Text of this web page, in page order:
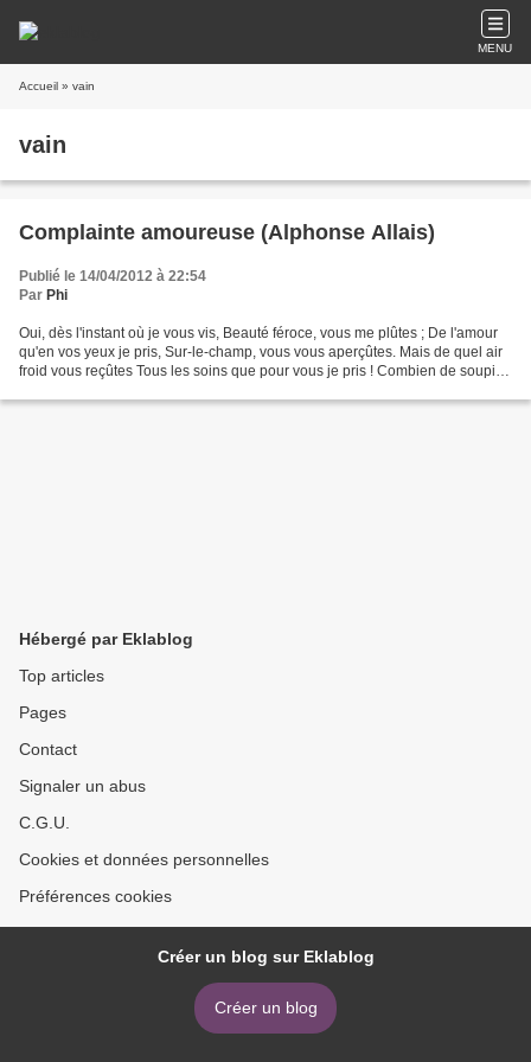
MENU
Accueil » vain
vain
Complainte amoureuse (Alphonse Allais)
Publié le 14/04/2012 à 22:54
Par Phi
Oui, dès l'instant où je vous vis, Beauté féroce, vous me plûtes ; De l'amour
qu'en vos yeux je pris, Sur-le-champ, vous vous aperçûtes. Mais de quel air
froid vous reçûtes Tous les soins que pour vous je pris ! Combien de soupirs
Hébergé par Eklablog
Top articles
Pages
Contact
Signaler un abus
C.G.U.
Cookies et données personnelles
Préférences cookies
Créer un blog sur Eklablog
Créer un blog